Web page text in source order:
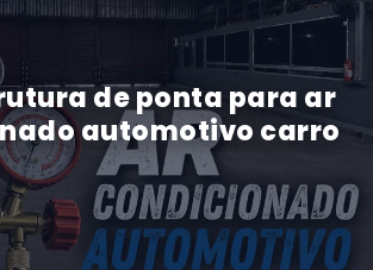
de ponta para ar
automotivo carro